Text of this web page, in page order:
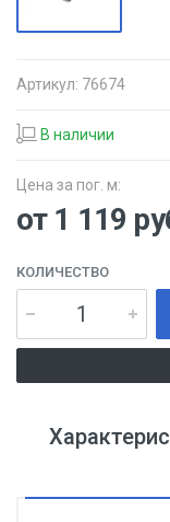
Артикул: 76674
В наличии
Цена за пог. м:
от 1 119
КОЛИЧЕСТВО